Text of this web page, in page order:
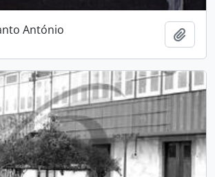
António